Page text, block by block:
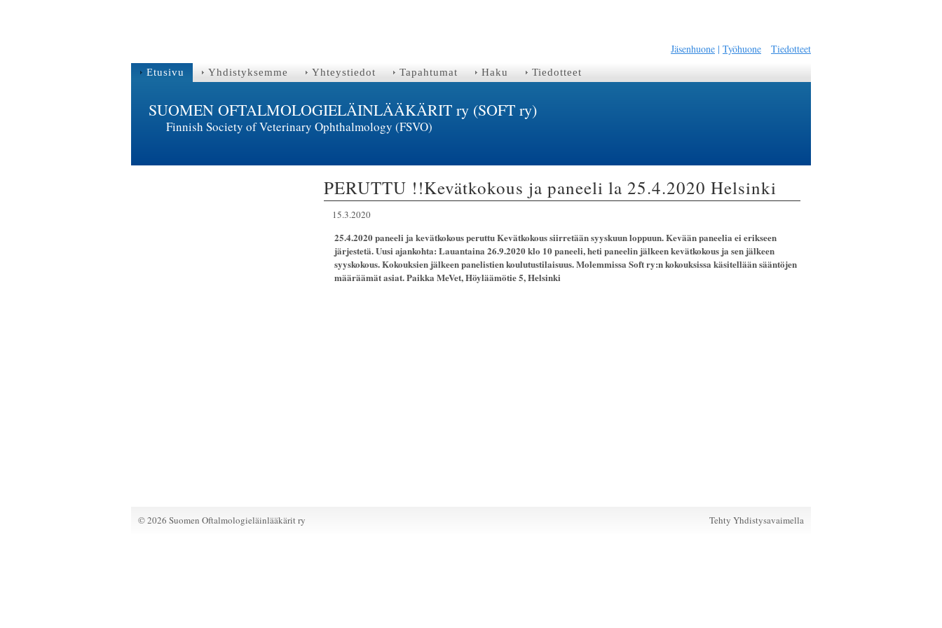
Jäsenhuone | Työhuone Tiedotteet
Etusivu Yhdistyksemme Yhteystiedot Tapahtumat Haku Tiedotteet
SUOMEN OFTALMOLOGIELÄINLÄÄKÄRIT ry (SOFT ry)
Finnish Society of Veterinary Ophthalmology (FSVO)
PERUTTU !!Kevätkokous ja paneeli la 25.4.2020 Helsinki
15.3.2020
25.4.2020 paneeli ja kevätkokous peruttu Kevätkokous siirretään syyskuun loppuun. Kevään paneelia ei erikseen
järjestetä. Uusi ajankohta: Lauantaina 26.9.2020 klo 10 paneeli, heti paneelin jälkeen kevätkokous ja sen jälkeen
syyskokous. Kokouksien jälkeen panelistien koulutustilaisuus. Molemmissa Soft ry:n kokouksissa käsitellään sääntöjen
määräämät asiat. Paikka MeVet, Höyläämötie 5, Helsinki
Tehty Yhdistysavaimella
©2026 Suomen Oftalmologieläinlääkärit ry